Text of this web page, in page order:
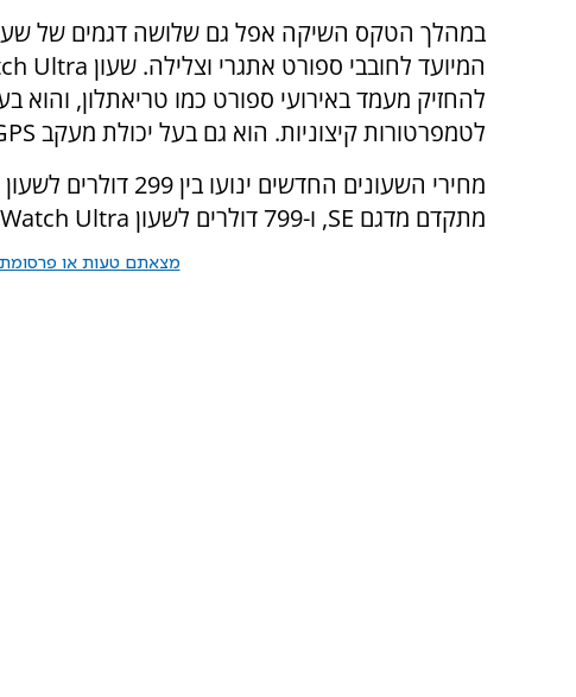
במהלך הטקס השיקה אפל גם שלושה דגמים של
המיועד לחובבי ספורט אתגרי וצלילה. שעון Ultra
להחזיק מעמד באירועי ספורט כמו טריאתלון, והוא
לטמפרטורות קיצוניות. הוא גם בעל יכולת מעקב
מתקדם מדגם SE, ו-799 דולרים לשעון Watch Ultra
מצאתם טעות או פרסומת